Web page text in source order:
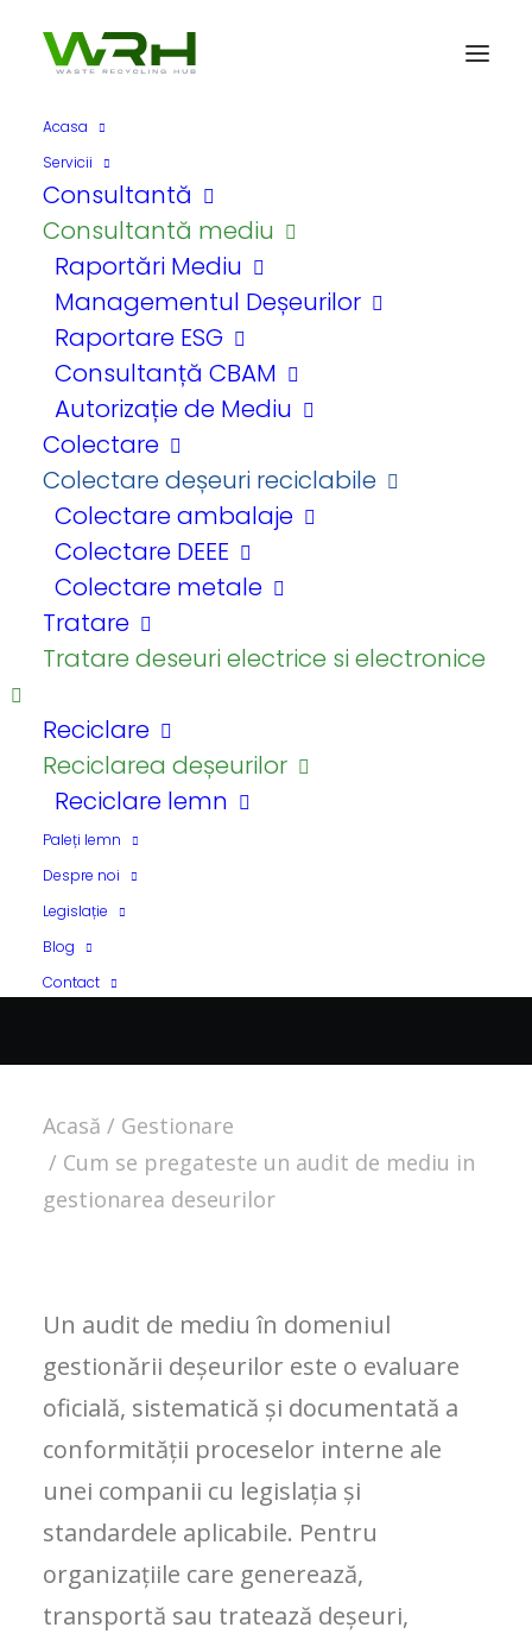
Acasa
Servicii
Consultantă
Consultantă mediu
Raportări Mediu
Managementul Deșeurilor
Raportare ESG
Consultanță CBAM
Autorizație de Mediu
Colectare
Colectare deșeuri reciclabile
Colectare ambalaje
Colectare DEEE
Colectare metale
Tratare
Tratare deseuri electrice si electronice
Reciclare
Reciclarea deșeurilor
Reciclare lemn
Paleți lemn
Despre noi
Legislație
Blog
Contact
InGestionare •
18 septembrie
2025
Cum se pregateste
un audit de mediu in
gestionarea
deseurilor
By
Acasă
Gestionare
Cum se pregateste un audit de mediu in
gestionarea deseurilor
Un audit de mediu în domeniul
gestionării deșeurilor este o evaluare
oficială, sistematică și documentată a
conformității proceselor interne ale
unei companii cu legislația și
standardele aplicabile. Pentru
organizațiile care generează,
transportă sau tratează deșeuri,